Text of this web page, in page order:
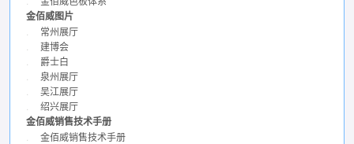
金佰威图片
常州展厅
建博会
爵士白
泉州展厅
吴江展厅
绍兴展厅
金佰威销售技术手册
金佰威销售技术手册